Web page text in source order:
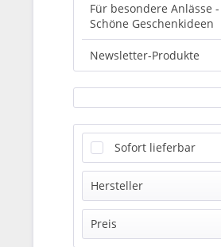
Für besondere Anlässe -
Schöne Geschenkideen
Newsletter-Produkte
Sofort lieferbar
Hersteller
Offizieller Distributor
Preis